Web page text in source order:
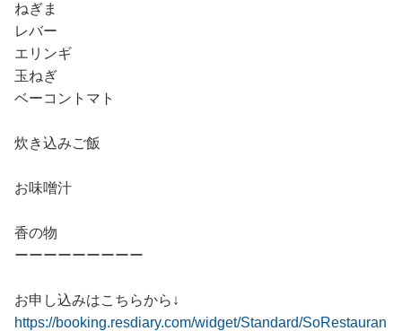
ねぎま
レバー
エリンギ
玉ねぎ
ベーコントマト
炊き込みご飯
お味噌汁
香の物
ーーーーーーーーー
お申し込みはこちらから↓
https://booking.resdiary.com/widget/Standard/SoRestauran